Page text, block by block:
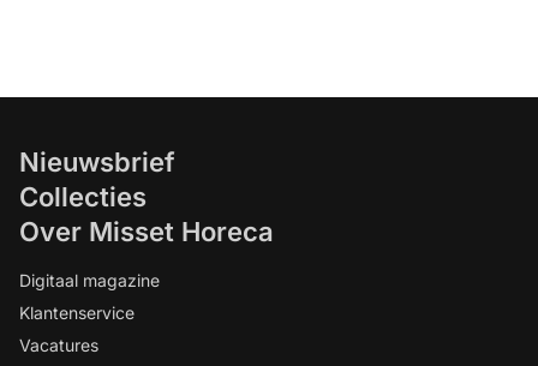
Nieuwsbrief
Collecties
Over Misset Horeca
Digitaal magazine
Klantenservice
Vacatures